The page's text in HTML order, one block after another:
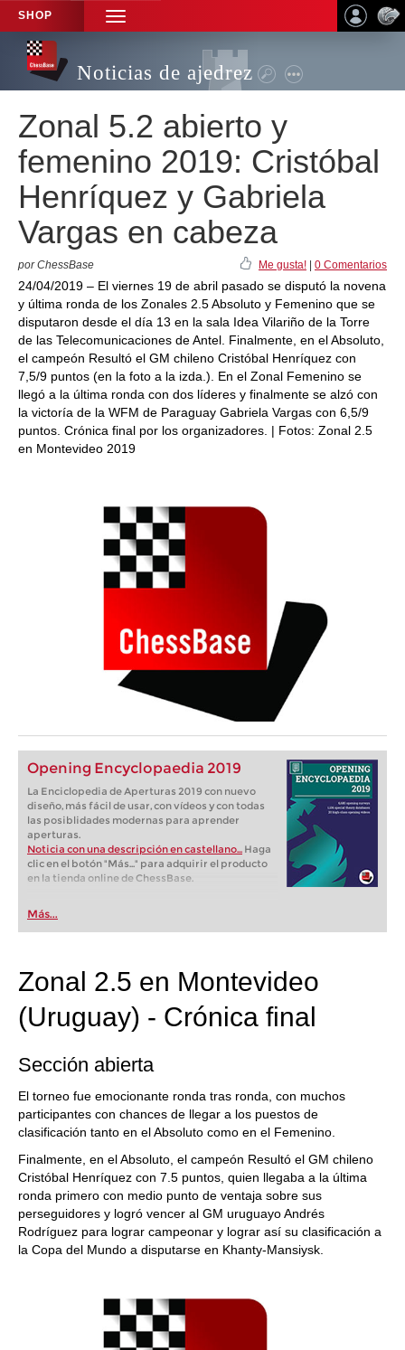
SHOP
TOGGLE
NAVIGATION
Noticias de ajedrez
Zonal 5.2 abierto y
femenino 2019: Cristóbal
Henríquez y Gabriela
Vargas en cabeza
por ChessBase Me gusta! 0 Comentarios
24/04/2019 – El viernes 19 de abril pasado se disputó la novena
y última ronda de los Zonales 2.5 Absoluto y Femenino que se
disputaron desde el día 13 en la sala Idea Vilariño de la Torre
de las Telecomunicaciones de Antel. Finalmente, en el Absoluto,
el campeón Resultó el GM chileno Cristóbal Henríquez con
7,5/9 puntos (en la foto a la izda.). En el Zonal Femenino se
llegó a la última ronda con dos líderes y finalmente se alzó con
la victoría de la WFM de Paraguay Gabriela Vargas con 6,5/9
puntos. Crónica final por los organizadores. | Fotos: Zonal 2.5
en Montevideo 2019
Opening Encyclopaedia 2019
La Enciclopedia de Aperturas 2019 con nuevo
diseño, más fácil de usar, con vídeos y con todas
las posiblidades modernas para aprender
aperturas.
Noticia con una descripción en castellano... Haga
clic en el botón "Más..." para adquirir el producto
en la tienda online de ChessBase.
Más...
Zonal 2.5 en Montevideo
(Uruguay) - Crónica final
Sección abierta
El torneo fue emocionante ronda tras ronda, con muchos
participantes con chances de llegar a los puestos de
clasificación tanto en el Absoluto como en el Femenino.
Finalmente, en el Absoluto, el campeón Resultó el GM chileno
Cristóbal Henríquez con 7.5 puntos, quien llegaba a la última
ronda primero con medio punto de ventaja sobre sus
perseguidores y logró vencer al GM uruguayo Andrés
Rodríguez para lograr campeonar y lograr así su clasificación a
la Copa del Mundo a disputarse en Khanty-Mansiysk.